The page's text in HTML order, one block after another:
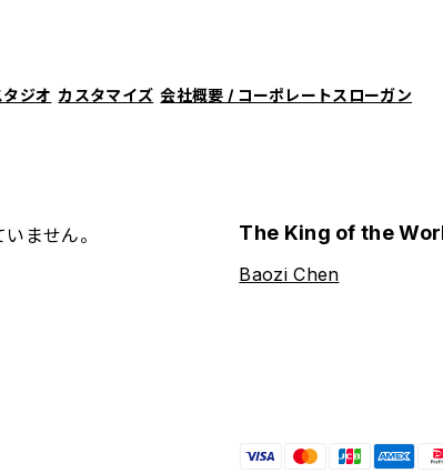
ジオ カスタマイズ 会社概要 / コーポレートスローガン
ません。 The King of the
Baozi Chen